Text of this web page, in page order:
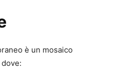
è un mosaico